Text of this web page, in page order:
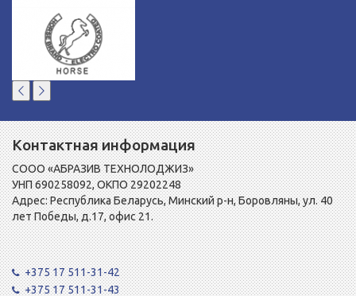
Контактная информация
СООО «АБРАЗИВ ТЕХНОЛОДЖИЗ»
УНП 690258092, ОКПО 29202248
Адрес: Республика Беларусь, Минский р-н, Боровляны, ул. 40
лет Победы, д.17, офис 21.
+375 17 511-31-42
+375 17 511-31-43